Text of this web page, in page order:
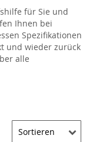
für Sie und
Ihnen bei
Spezifikationen
und wieder zurück
alle